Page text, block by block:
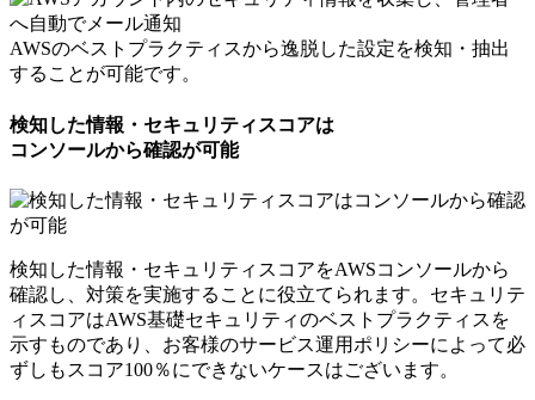
AWSのベストプラクティスから逸脱した設定を検知・抽出
することが可能です。
検知した情報・セキュリティスコアは
コンソールから確認が可能
検知した情報・セキュリティスコアをAWSコンソールから
確認し、対策を実施することに役立てられます。セキュリテ
ィスコアはAWS基礎セキュリティのベストプラクティスを
示すものであり、お客様のサービス運用ポリシーによって必
ずしもスコア100％にできないケースはございます。